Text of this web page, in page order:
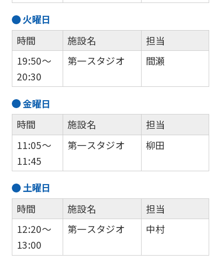
火曜日
時間
19:50～
20:30
施設名
第一スタジオ
担当
間瀬
金曜日
時間
11:05～
11:45
施設名
第一スタジオ
担当
柳田
土曜日
時間
12:20～
13:00
施設名
第一スタジオ
担当
中村